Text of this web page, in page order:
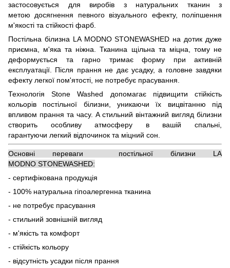
застосовується для виробів з натуральних тканин з
метою досягнення певного візуального ефекту, поліпшення
м'якості та стійкості фарб.
Постільна білизна LA MODNO STONEWASHED на дотик дуже
приємна, м'яка та ніжна. Тканина щільна та міцна, тому не
деформується та гарно тримає форму при активній
експлуатації. Після прання не дає усадку, а головне завдяки
ефекту легкої пом'ятості, не потребує прасування.
Технологія Stone Washed допомагає підвищити стійкість
кольорів постільної білизни, уникаючи їх вицвітанню під
впливом прання та часу. А стильний вінтажний вигляд білизни
створить особливу атмосферу в вашій спальні,
гарантуючи легкий відпочинок та міцний сон.
Основні переваги постільної білизни LA
MODNO STONEWASHED:
- сертифікована продукція
- 100% натуральна гіпоалергенна тканина
- не потребує прасування
- стильний зовнішній вигляд
- м'якість та комфорт
- стійкість кольору
- відсутність усадки після прання